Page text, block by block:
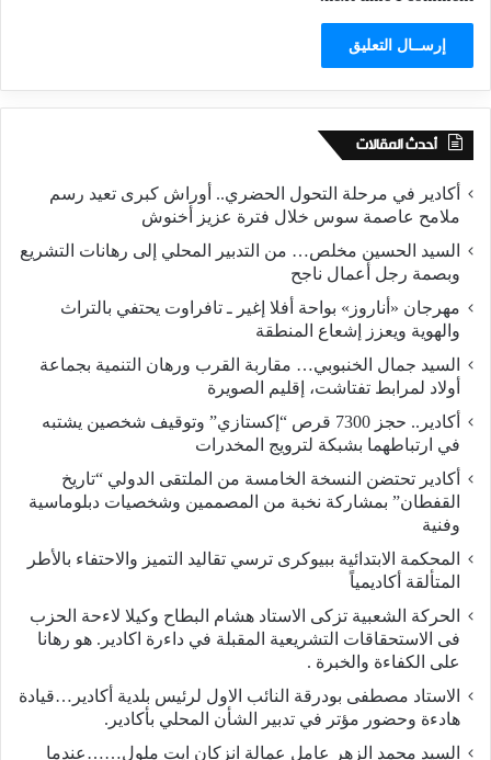
أحدث المقالات
أكادير في مرحلة التحول الحضري.. أوراش كبرى تعيد رسم
ملامح عاصمة سوس خلال فترة عزيز أخنوش
السيد الحسين مخلص… من التدبير المحلي إلى رهانات التشريع
وبصمة رجل أعمال ناجح
مهرجان «أناروز» بواحة أفلا إغير ـ تافراوت يحتفي بالتراث
والهوية ويعزز إشعاع المنطقة
السيد جمال الخنبوبي… مقاربة القرب ورهان التنمية بجماعة
أولاد لمرابط تفتاشت، إقليم الصويرة
أكادير.. حجز 7300 قرص “إكستازي” وتوقيف شخصين يشتبه
في ارتباطهما بشبكة لترويج المخدرات
أكادير تحتضن النسخة الخامسة من الملتقى الدولي “تاريخ
القفطان” بمشاركة نخبة من المصممين وشخصيات دبلوماسية
وفنية
المحكمة الابتدائية ببيوكرى ترسي تقاليد التميز والاحتفاء بالأطر
المتألقة أكاديمياً
الحركة الشعبية تزكى الاستاد هشام البطاح وكيلا لاءحة الحزب
فى الاستحقاقات التشريعية المقبلة في داءرة اكادير. هو رهانا
على الكفاءة والخبرة .
الاستاد مصطفى بودرقة النائب الاول لرئيس بلدية أكادير…قيادة
هادءة وحضور مؤتر في تدبير الشأن المحلي بأكادير.
السيد محمد الزهر عامل عمالة انزكان ايت ملول……عندما